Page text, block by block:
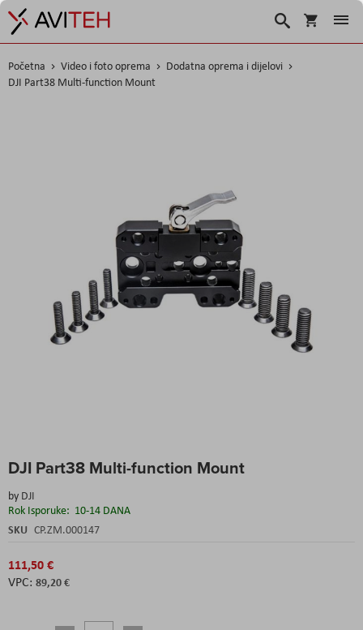
Košarica
Traži
Početna Video i foto oprema
Dodatna oprema i dijelovi
DJI Part38 Multi-function Mount
DJI Part38 Multi-function Mount
by DJI
Rok Isporuke: 10-14 DANA
SKU CP.ZM.000147
111,50 €
89,20 €
to
beginning
of
the